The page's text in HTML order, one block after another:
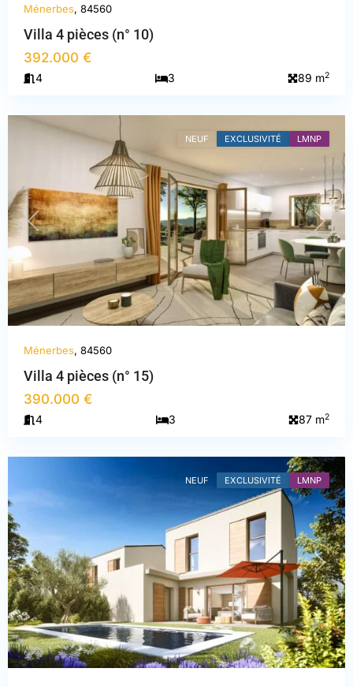
Ménerbes, 84560
Villa 4 pièces (n° 10)
392.000 €
4 3 89 m2
Vaucluse
PREVIOUS NEXT
NEUF EXCLUSIVITÉ LMNP
Ménerbes, 84560
Villa 4 pièces (n° 15)
390.000 €
4 3 87 m2
Vaucluse
PREVIOUS NEXT
NEUF EXCLUSIVITÉ LMNP